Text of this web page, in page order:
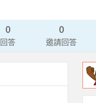
0
回答
0
邀請回答